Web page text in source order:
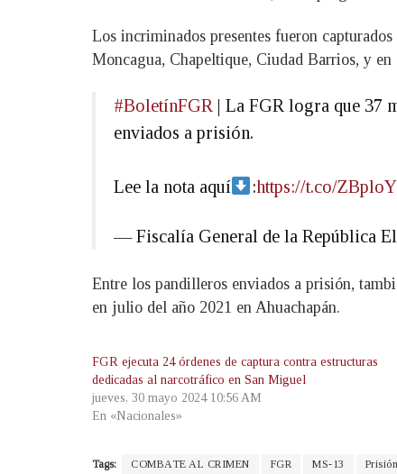
Los incriminados presentes fueron
Moncagua, Chapeltique, Ciudad Barrios, y
#BoletínFGR | La FGR logra que 37
enviados a prisión.
Lee la nota aquí :https://t.co/
— Fiscalía General de la República
Entre los pandilleros enviados a prisión,
en julio del año 2021 en Ahuachapán.
FGR ejecuta 24 órdenes de captura contra estructuras
dedicadas al narcotráfico en San Miguel
jueves, 30 mayo 2024 10:56 AM
En «Nacionales»
Tags: COMBATE AL CRIMEN FGR MS-13 Prisión